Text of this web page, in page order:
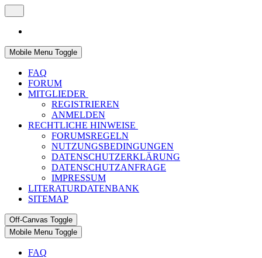
Mobile Menu Toggle
FAQ
FORUM
MITGLIEDER
REGISTRIEREN
ANMELDEN
RECHTLICHE HINWEISE
FORUMSREGELN
NUTZUNGSBEDINGUNGEN
DATENSCHUTZERKLÄRUNG
DATENSCHUTZANFRAGE
IMPRESSUM
LITERATURDATENBANK
SITEMAP
Off-Canvas Toggle
Mobile Menu Toggle
FAQ